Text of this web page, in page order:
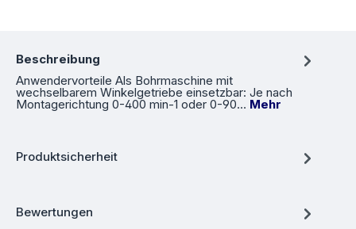
Beschreibung
Anwendervorteile Als Bohrmaschine mit
wechselbarem Winkelgetriebe einsetzbar: Je nach
Montagerichtung 0-400 min-1 oder 0-90… Mehr
Produktsicherheit
Bewertungen